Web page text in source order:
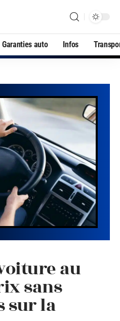
Garanties auto Infos
au
sans
sur la